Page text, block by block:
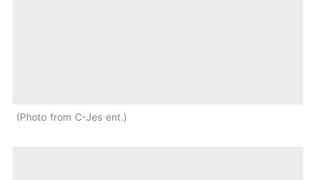
Photo from C-Jes ent.